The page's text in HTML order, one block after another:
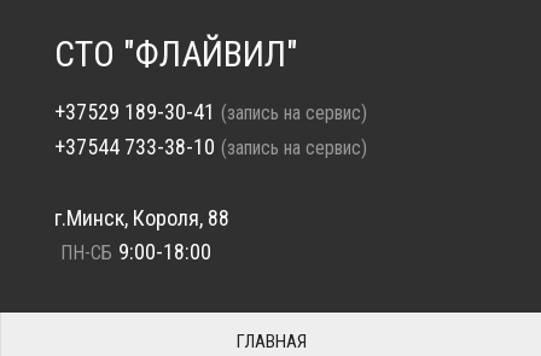
СТО "ФЛАЙВИЛ"
+37529 189-30-41 (запись на сервис)
+37544 733-38-10 (запись на сервис)
г.Минск, Короля, 88
ПН-СБ 9:00-18:00
ГЛАВНАЯ